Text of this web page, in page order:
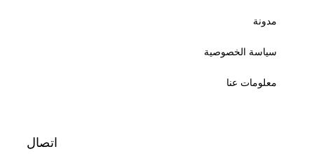
مدونة
سياسة الخصوصية
معلومات عنا
اتصال